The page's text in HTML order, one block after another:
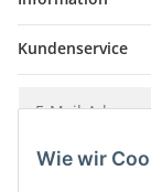
Kundenservice
Bitte senden Sie mir
Wie wir